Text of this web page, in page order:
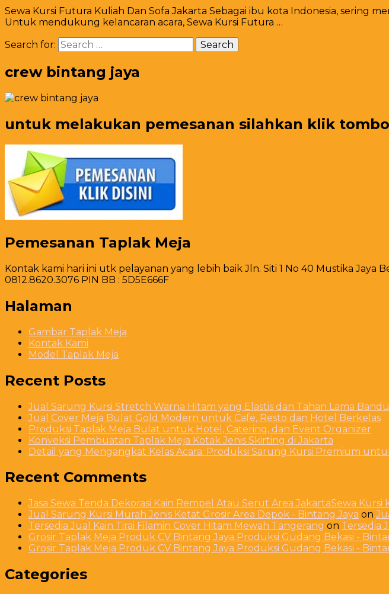
Sewa Kursi Futura Kuliah Dan Sofa Jakarta Sebagai ibu kota Indonesia, sering
Untuk mendukung kelancaran acara, Sewa Kursi Futura …
Search for:
crew bintang jaya
untuk melakukan pemesanan silahkan klik
Pemesanan Taplak Meja
Kontak kami hari ini utk pelayanan yang lebih baik Jln. Siti 1 No 40 Mustika Jaya
0812.8620.3076 PIN BB : 5D5E666F
Halaman
Gambar Taplak Meja
Kontak Kami
Model Taplak Meja
Recent Posts
Jual Sarung Kursi Stretch Warna Hitam yang Elastis dan Tahan Lama
Jual Cover Meja Bulat Gold Modern untuk Cafe, Resto dan Hotel Berkelas
Produksi Taplak Meja Bulat untuk Hotel, Catering, dan Event Organizer
Konveksi Pembuatan Taplak Meja Kotak Jenis Skirting di Jakarta
Detail yang Mengangkat Kelas Acara: Produksi Sarung Kursi Premium
Recent Comments
Jasa Sewa Tenda Dekorasi Kain Rempel Atau Serut Area JakartaSewa
Jual Sarung Kursi Murah Jenis Ketat Grosir Area Depok - Bintang Jaya on
Tersedia Jual Kain Tirai Filamin Cover Hitam Mewah Tangerang on Tersedia
Grosir Taplak Meja Produk CV Bintang Jaya Produksi Gudang Bekasi -
Grosir Taplak Meja Produk CV Bintang Jaya Produksi Gudang Bekasi -
Categories